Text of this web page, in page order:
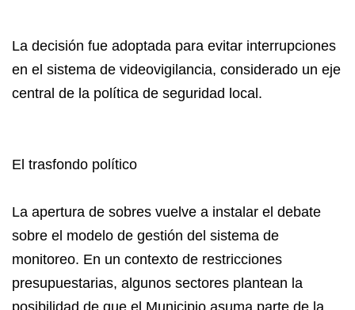
La decisión fue adoptada para evitar interrupciones
en el sistema de videovigilancia, considerado un eje
central de la política de seguridad local.
El trasfondo político
La apertura de sobres vuelve a instalar el debate
sobre el modelo de gestión del sistema de
monitoreo. En un contexto de restricciones
presupuestarias, algunos sectores plantean la
posibilidad de que el Municipio asuma parte de la